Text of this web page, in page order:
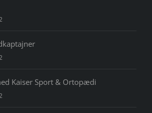
Kaiser Sport & Ortopædi